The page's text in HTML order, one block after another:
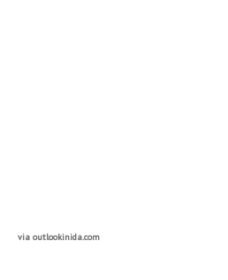
via outlookinida.com